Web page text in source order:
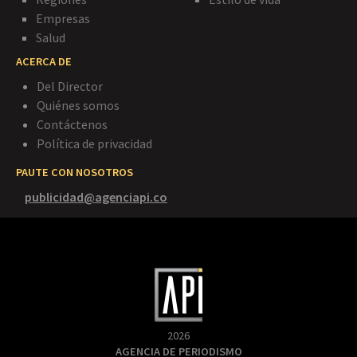
Empresas
Salud
ACERCA DE
Del Director
Quiénes somos
Contáctenos
Política de privacidad
PAUTE CON NOSOTROS
publicidad@agenciapi.co
2026
AGENCIA DE PERIODISMO